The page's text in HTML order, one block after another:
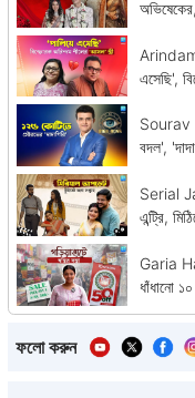
Arindam
এসেছি',
Sourav
বদল',
Serial
এন্ট্রি,
Garia
ধাঁধানো
ফলো করুন